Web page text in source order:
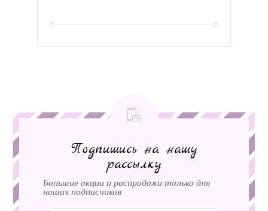
Подпишись на нашу
рассылку
Большие акции и распродажи только для
наших подписчиков